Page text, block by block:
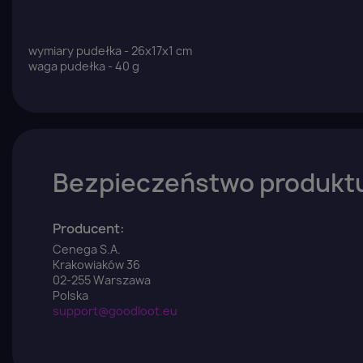
wymiary pudełka - 26x17x1 cm
waga pudełka - 40 g
Bezpieczeństwo
Producent:
Cenega S.A.
Krakowiaków 36
02-255 Warszawa
Polska
support@goodloot.eu